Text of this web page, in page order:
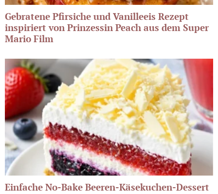
Gebratene Pfirsiche und Vanilleeis Rezept
inspiriert von Prinzessin Peach aus dem Super
Mario Film
Einfache No-Bake Beeren-Käsekuchen-Dessert